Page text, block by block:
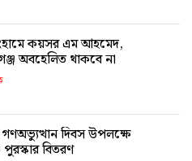
কয়সর এম আহমেদ,
জগন্নাথপুর-শান্তিগঞ্জ অবহেলিত থাকবে না
আলোচনা সভা ও পুরস্কার বিতরণ